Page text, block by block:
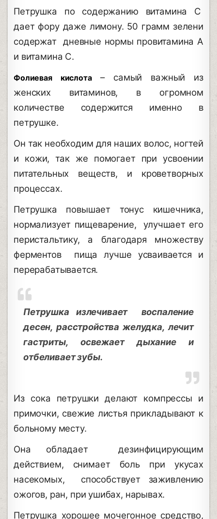
Петрушка по содержанию витамина С
дает фору даже лимону. 50 грамм зелени
содержат дневные нормы провитамина А
и витамина С.
Фолиевая кислота– самый важный из
женских витаминов, в огромном
количестве содержится именно в
петрушке.
Он так необходим для наших волос, ногтей
и кожи, так же помогает при усвоении
питательных веществ, и кроветворных
процессах.
Петрушка повышает тонус кишечника,
нормализует пищеварение, улучшает его
перистальтику, а благодаря множеству
ферментов пища лучше усваивается и
перерабатывается.
Петрушка излечивает воспаление
десен, расстройства желудка, лечит
гастриты, освежает дыхание и
отбеливает зубы.
Из сока петрушки делают компрессы и
примочки, свежие листья прикладывают к
больному месту.
Она обладает дезинфицирующим
действием, снимает боль при укусах
насекомых, способствует заживлению
ожогов, ран, при ушибах, нарывах.
Петрушка хорошее мочегонное средство,